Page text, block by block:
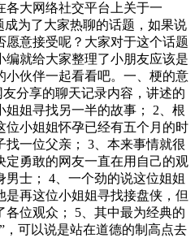
各大网络社交平台上关于一
成为了大家热聊的话题，如果说
意接受呢？大家对于这个话题
就给大家整理了小朋友应该是
小伙伴一起看看吧。一、梗的意
分享的聊天记录内容，讲述的
姐寻找另一半的故事； 2、根
位小姐姐怀孕已经有五个月的时
一位父亲； 3、本来事情就很
定勇敢的网友一直在用自己的观
士； 4、一个劲的说这位姐姐
再这位小姐姐寻找接盘侠，但
位观众； 5、其中最为经典的
，可以说是站在道德的制高点去